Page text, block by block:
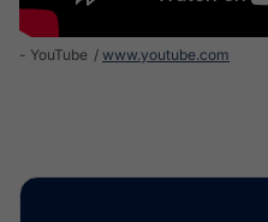
- YouTube www.youtube.com